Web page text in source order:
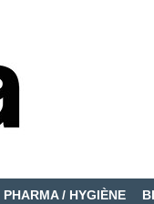
PHARMA / HYGIÈNE